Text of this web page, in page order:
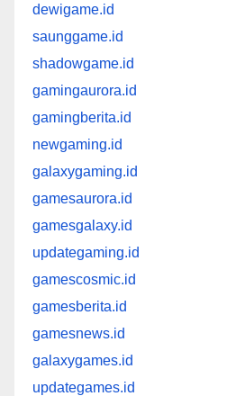
dewigame.id
saunggame.id
shadowgame.id
gamingaurora.id
gamingberita.id
newgaming.id
galaxygaming.id
gamesaurora.id
gamesgalaxy.id
updategaming.id
gamescosmic.id
gamesberita.id
gamesnews.id
galaxygames.id
updategames.id